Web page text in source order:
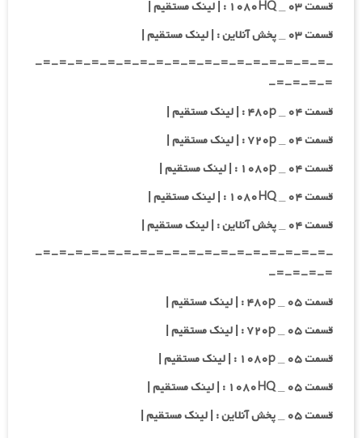
قسمت ۰۳ _ ۱۰۸۰HQ : | لینک مستقیم |
قسمت ۰۳ _ پخش آنلاین : | لینک مستقیم |
-=-=-=-=-=-=-=-=-=-=-=-=-=-=-=-=-=-=-
=-=-=-=-
قسمت ۰۴ _ ۴۸۰p : | لینک مستقیم |
قسمت ۰۴ _ ۷۲۰p : | لینک مستقیم |
قسمت ۰۴ _ ۱۰۸۰p : | لینک مستقیم |
قسمت ۰۴ _ ۱۰۸۰HQ : | لینک مستقیم |
قسمت ۰۴ _ پخش آنلاین : | لینک مستقیم |
-=-=-=-=-=-=-=-=-=-=-=-=-=-=-=-=-=-=-
=-=-=-=-
قسمت ۰۵ _ ۴۸۰p : | لینک مستقیم |
قسمت ۰۵ _ ۷۲۰p : | لینک مستقیم |
قسمت ۰۵ _ ۱۰۸۰p : | لینک مستقیم |
قسمت ۰۵ _ ۱۰۸۰HQ : | لینک مستقیم |
قسمت ۰۵ _ پخش آنلاین : | لینک مستقیم |